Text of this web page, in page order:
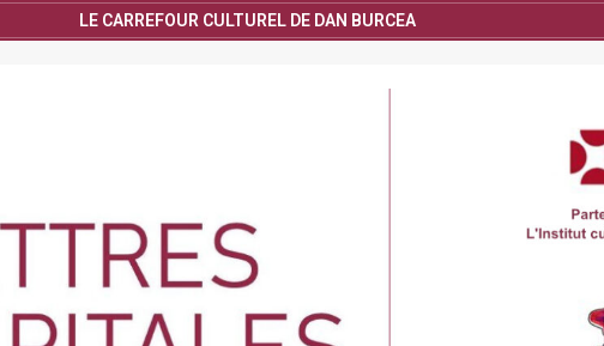
LE CARREFOUR CULTUREL DE DAN BURCEA